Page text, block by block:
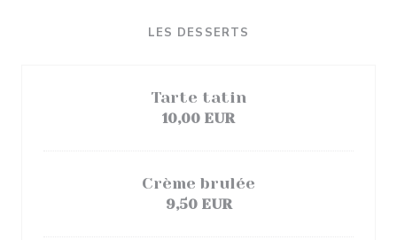
LES DESSERTS
Tarte tatin
10,00 EUR
Crème brulée
9,50 EUR